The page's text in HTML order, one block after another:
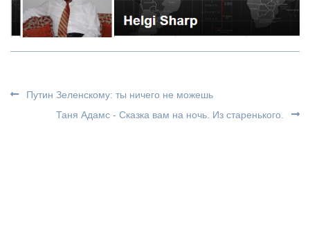
Путин Зеленскому: ты ничего не можешь
Таня Адамс - Сказка вам на ночь. Из старенького.